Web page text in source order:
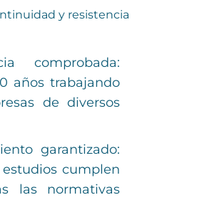
y resistencia
comprobada:
años trabajando
de diversos
garantizado:
estudios cumplen
las normativas